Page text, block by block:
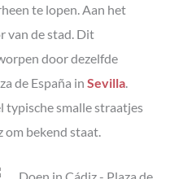
te lopen. Aan het
van de stad. Dit
door dezelfde
de España in Sevilla
typische smalle straatjes
bekend staat.